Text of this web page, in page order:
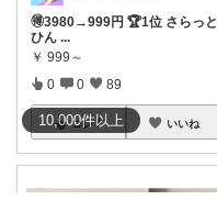
10,000件以上
🉐3980→999円 🏆1位 さらっと
ひん ...
￥ 999～
0 0 89
コレ いいね